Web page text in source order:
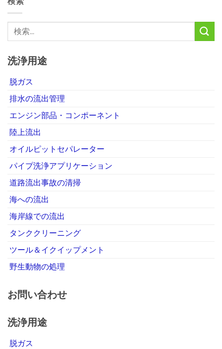
洗浄用途
脱ガス
排水の流出管理
エンジン部品・コンポーネント
陸上流出
オイルピットセパレーター
パイプ洗浄アプリケーション
道路流出事故の清掃
海への流出
海岸線での流出
タンククリーニング
ツール＆イクイップメント
野生動物の処理
お問い合わせ
洗浄用途
脱ガス